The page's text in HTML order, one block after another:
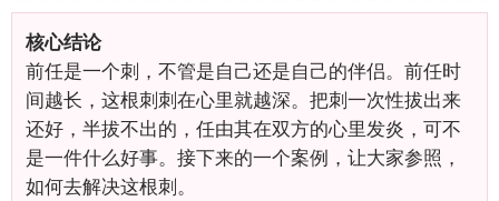
核心结论
前任是一个刺，不管是自己还是自己的伴侣。前任时
间越长，这根刺刺在心里就越深。把刺一次性拔出来
还好，半拔不出的，任由其在双方的心里发炎，可不
是一件什么好事。接下来的一个案例，让大家参照，
如何去解决这根刺。